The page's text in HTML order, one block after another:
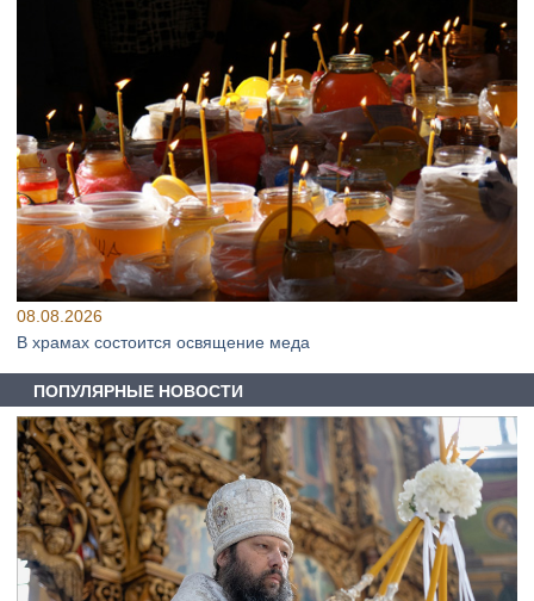
08.08.2026
В храмах состоится освящение меда
ПОПУЛЯРНЫЕ НОВОСТИ